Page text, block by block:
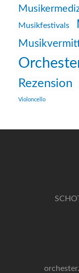
Musikfestivals
Rezension
Violoncello